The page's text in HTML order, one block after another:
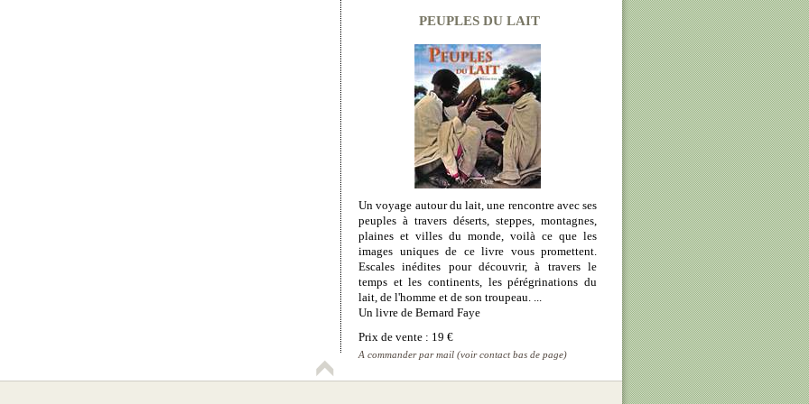
PEUPLES DU LAIT
Un voyage autour du lait, une rencontre avec ses
peuples à travers déserts, steppes, montagnes,
plaines et villes du monde, voilà ce que les
images uniques de ce livre vous promettent.
Escales inédites pour découvrir, à travers le
temps et les continents, les pérégrinations du
lait, de l'homme et de son troupeau. ...
Un livre de Bernard Faye
Prix de vente : 19 €
A commander par mail (voir contact bas de page)